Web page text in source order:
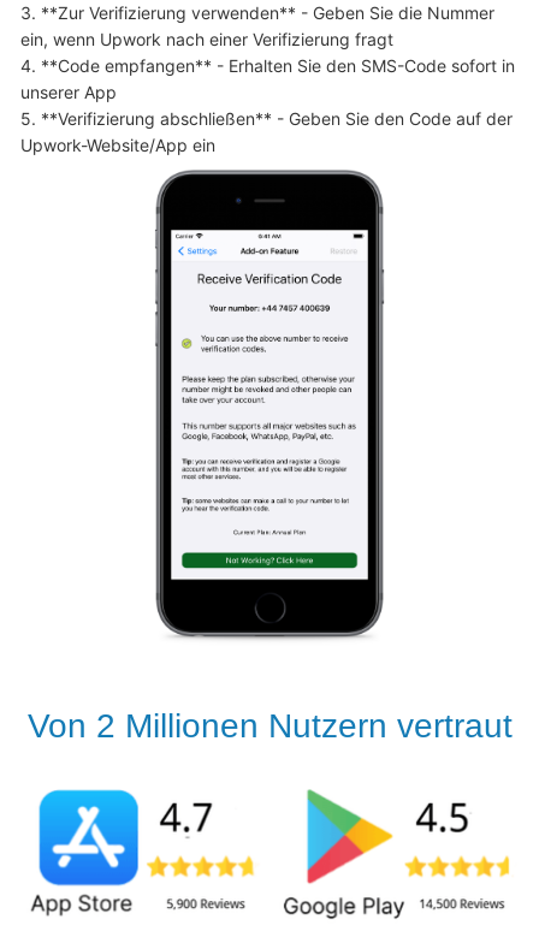
3. **Zur Verifizierung verwenden** - Geben Sie die Nummer
ein, wenn Upwork nach einer Verifizierung fragt
4. **Code empfangen** - Erhalten Sie den SMS-Code sofort in
unserer App
5. **Verifizierung abschließen** - Geben Sie den Code auf der
Upwork-Website/App ein
Von 2 Millionen Nutzern vertraut